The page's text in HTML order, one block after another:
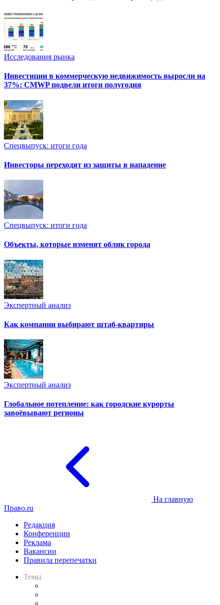
Исследования рынка
Инвестиции в коммерческую недвижимость выросли на
37%: CMWP подвели итоги полугодия
Спецвыпуск: итоги года
Инвесторы переходят из защиты в нападение
Спецвыпуск: итоги года
Объекты, которые изменят облик города
Экспертный анализ
Как компании выбирают штаб-квартиры
Экспертный анализ
Глобальное потепление: как городские курорты
завоёвывают регионы
На главную
Право.ru
Редакция
Конференции
Реклама
Вакансии
Правила перепечатки
Темы